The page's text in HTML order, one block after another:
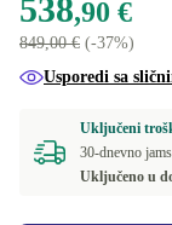
538,90 €
849,00 € (-37%)
Usporedi sa
Uključeni
30-dnevno
Uključeno u